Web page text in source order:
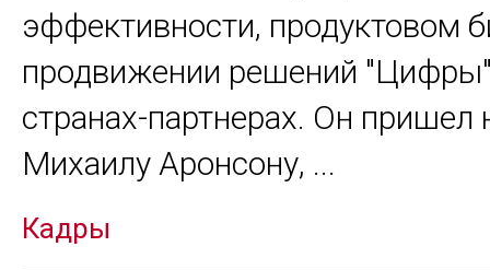
эффективности, продуктовом
продвижении решений
странах-партнерах. Он пришел
Михаилу Аронсону, ...
Кадры